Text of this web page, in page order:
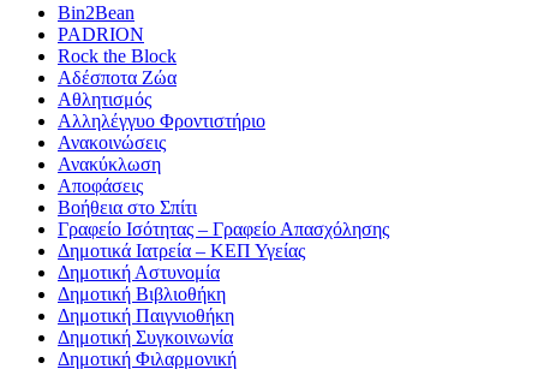
Bin2Bean
PADRION
Rock the Block
Αδέσποτα Ζώα
Αθλητισμός
Αλληλέγγυο Φροντιστήριο
Ανακοινώσεις
Ανακύκλωση
Αποφάσεις
Βοήθεια στο Σπίτι
Γραφείο Ισότητας – Γραφείο Απασχόλησης
Δημοτικά Ιατρεία – ΚΕΠ Υγείας
Δημοτική Αστυνομία
Δημοτική Βιβλιοθήκη
Δημοτική Παιγνιοθήκη
Δημοτική Συγκοινωνία
Δημοτική Φιλαρμονική